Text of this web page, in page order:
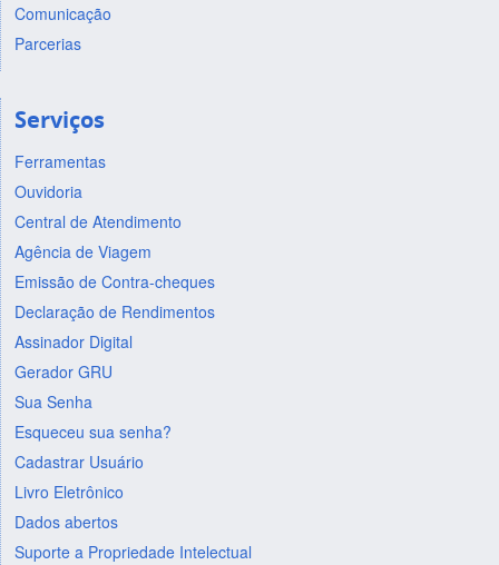
Comunicação
Parcerias
Serviços
Ferramentas
Ouvidoria
Central de Atendimento
Agência de Viagem
Emissão de Contra-cheques
Declaração de Rendimentos
Assinador Digital
Gerador GRU
Sua Senha
Esqueceu sua senha?
Cadastrar Usuário
Livro Eletrônico
Dados abertos
Suporte a Propriedade Intelectual